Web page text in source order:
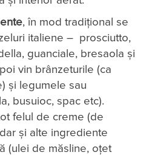
, în mod tradițional se
italiene – prosciutto,
guanciale, bresaola și
vin brânzeturile (ca
și legumele sau
busuioc, spac etc).
felul de creme (de
și alte ingrediente
(ulei de măsline, oțet